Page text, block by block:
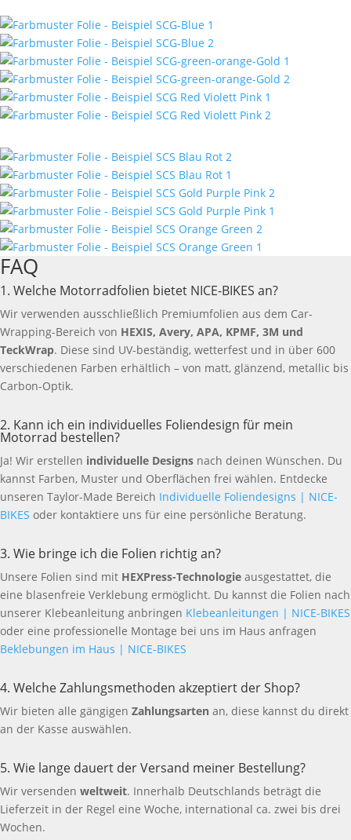
FAQ
1. Welche Motorradfolien bietet NICE-BIKES an?
Wir verwenden ausschließlich Premiumfolien aus dem Car-
Wrapping-Bereich von HEXIS, Avery, APA, KPMF, 3M und
TeckWrap. Diese sind UV-beständig, wetterfest und in über 600
verschiedenen Farben erhältlich – von matt, glänzend, metallic bis
Carbon-Optik.
2. Kann ich ein individuelles Foliendesign für mein
Motorrad bestellen?
Ja! Wir erstellen individuelle Designs nach deinen Wünschen. Du
kannst Farben, Muster und Oberflächen frei wählen. Entdecke
unseren Taylor-Made Bereich Individuelle Foliendesigns | NICE-
BIKES oder kontaktiere uns für eine persönliche Beratung.
3. Wie bringe ich die Folien richtig an?
Unsere Folien sind mit HEXPress-Technologie ausgestattet, die
eine blasenfreie Verklebung ermöglicht. Du kannst die Folien nach
unserer Klebeanleitung anbringen Klebeanleitungen | NICE-BIKES
oder eine professionelle Montage bei uns im Haus anfragen
Beklebungen im Haus | NICE-BIKES
4. Welche Zahlungsmethoden akzeptiert der Shop?
Wir bieten alle gängigen Zahlungsarten an, diese kannst du direkt
an der Kasse auswählen.
5. Wie lange dauert der Versand meiner Bestellung?
Wir versenden weltweit. Innerhalb Deutschlands beträgt die
Lieferzeit in der Regel eine Woche, international ca. zwei bis drei
Wochen.